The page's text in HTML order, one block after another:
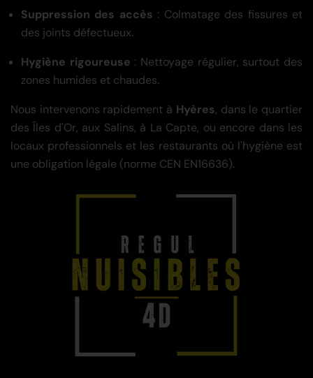
Suppression des accès : Colmatage des fissures et
des joints défectueux.
Hygiène rigoureuse : Nettoyage régulier, surtout des
zones humides et chaudes.
Nous intervenons rapidement à Hyères, dans le quartier
des Îles d'Or, aux Salins, à La Capte, ou encore dans les
locaux professionnels et les restaurants où l'hygiène est
une obligation légale (norme CEN EN16636).